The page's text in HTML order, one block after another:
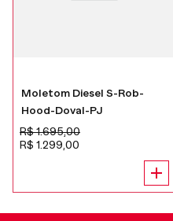
Moletom Diesel S-Rob-
Hood-Doval-PJ
R$1.695,00
R$ 1 299 00